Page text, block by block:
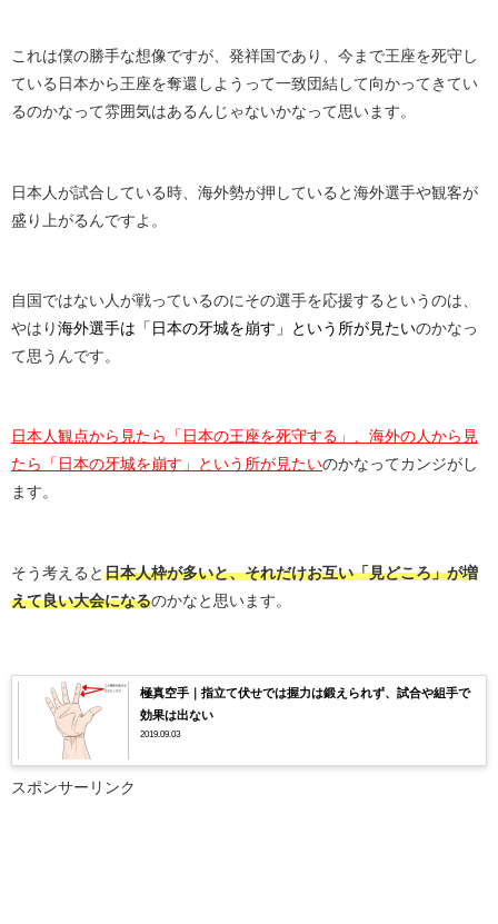
これは僕の勝手な想像ですが、発祥国であり、今まで王座を死守し
ている日本から王座を奪還しようって一致団結して向かってきてい
るのかなって雰囲気はあるんじゃないかなって思います。
日本人が試合している時、海外勢が押していると海外選手や観客が
盛り上がるんですよ。
自国ではない人が戦っているのにその選手を応援するというのは、
やはり 海外選手は「日本の牙城を崩す」という所が見たいのかなっ
て思うんです。
日本人観点から見たら「日本の王座を死守する」、海外の人から見
たら「日本の牙城を崩す」という所が見たいのかなってカンジがし
ます。
そう考えると 日本人枠が多いと、それだけお互い「見どころ」が増
えて良い大会になるのかなと思います。
極真空手｜指立て伏せでは握力は鍛えられず、試合や組手で
効果は出ない
2019.09.03
スポンサーリンク